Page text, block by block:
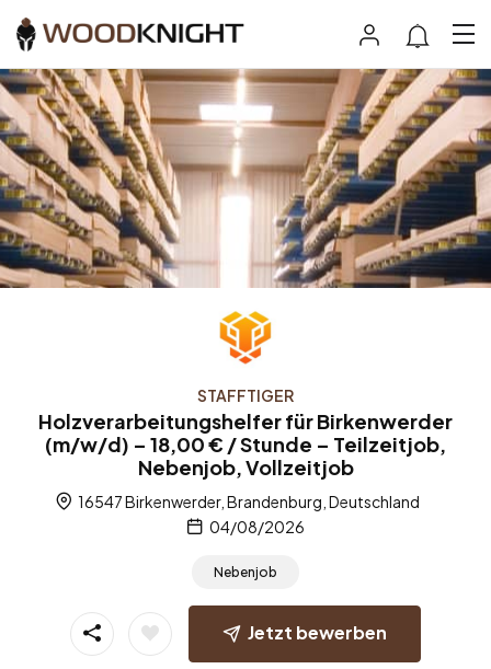
STAFFTIGER
Holzverarbeitungshelfer für Birkenwerder
(m/w/d) – 18,00 € / Stunde – Teilzeitjob,
Nebenjob, Vollzeitjob
16547 Birkenwerder, Brandenburg, Deutschland
04/08/2026
Nebenjob
Jetzt bewerben